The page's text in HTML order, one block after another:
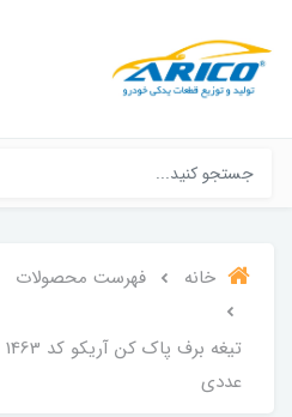
خانه فهرست محصولات
عددی